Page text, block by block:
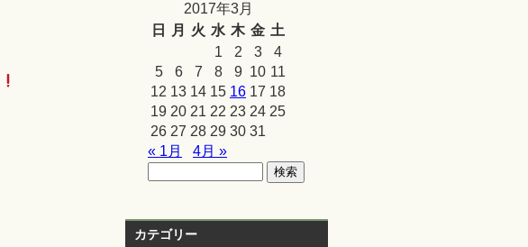
2017年3月
日
月 火 水 木 金 土
1
2 3
4
5
6 7 8 9 10 11
12 13 14 15 16 17 18
19 20 21 22 23 24 25
26 27 28 29 30 31
« 1月
4月 »
カテゴリー